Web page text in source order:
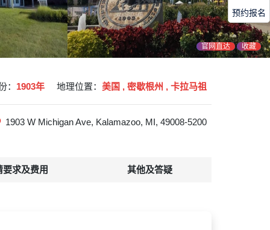
官网直达 收藏
： 1903年 地理位置： 美国 , 密歇根州 , 卡拉马祖
1903 W Michigan Ave, Kalamazoo, MI, 49008-5200
要求及费用 其他及答疑
预约报名